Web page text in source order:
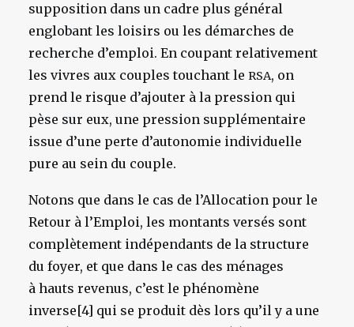
supposition dans un cadre plus général
englobant les loisirs ou les démarches de
recherche d’emploi. En coupant relativement
les vivres aux couples touchant le RSA, on
prend le risque d’ajouter à la pression qui
pèse sur eux, une pression supplémentaire
issue d’une perte d’autonomie individuelle
pure au sein du couple.
Notons que dans le cas de l’Allocation pour le
Retour à l’Emploi, les montants versés sont
complètement indépendants de la structure
du foyer, et que dans le cas des ménages
à hauts revenus, c’est le phénomène
inverse[4] qui se produit dès lors qu’il y a une